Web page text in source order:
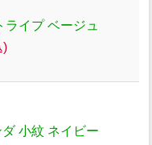
ライプ ベージュ
)
小紋 ネイビー